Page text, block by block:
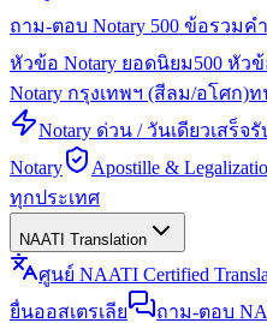
ถาม-ตอบ Notary 500 ข้อรวมค
หัวข้อ Notary ยอดนิยม500 หัว
Notary กรุงเทพฯ (สีลม/อโศก)ท
Notary ด่วน / วันเดียวเสร็จรั
Notary
Apostille &
ทุกประเทศ
NAATI Translation
ศูนย์ NAATI Certified
ยื่นออสเตรเลีย
ถาม-ตอบ